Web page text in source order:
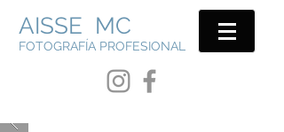
AISSE MC
FOTOGRAFÍA PROFESIONAL